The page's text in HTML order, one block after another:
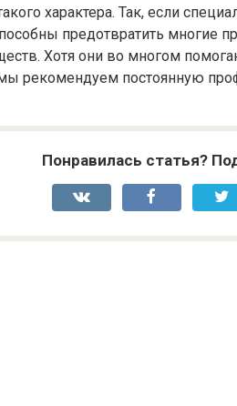
характера. Так, если
предотвратить
Хотя они во многом
рекомендуем постоянную
Понравилась статья?